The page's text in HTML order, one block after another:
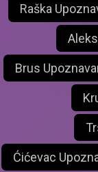
Raška
Brus
Ćićevac